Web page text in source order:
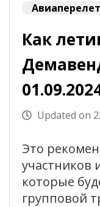
Как
Updated on
Это
участников
которые
групповой